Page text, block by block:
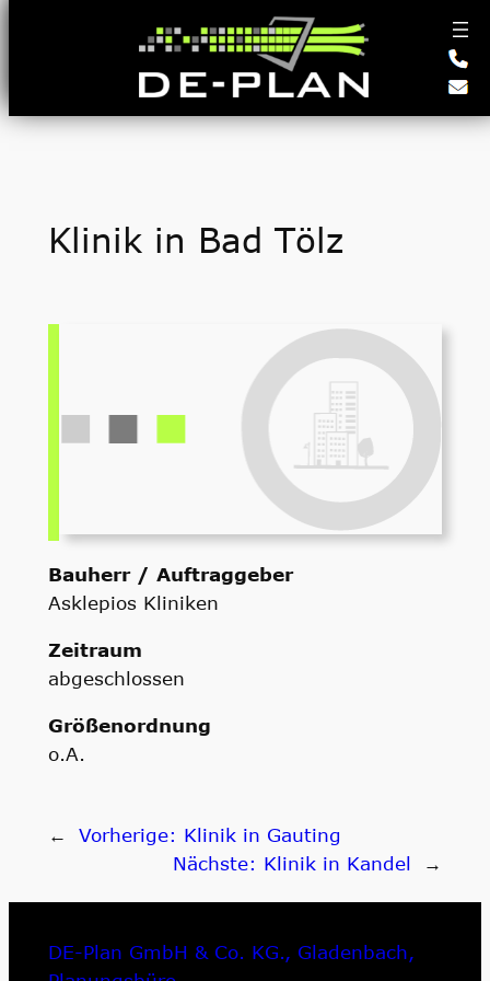
Klinik in Bad Tölz
Bauherr / Auftraggeber
Asklepios Kliniken
Zeitraum
abgeschlossen
Größenordnung
o.A.
← Vorherige: Klinik in Gauting
Nächste: Klinik in Kandel →
DE-Plan GmbH & Co. KG., Gladenbach,